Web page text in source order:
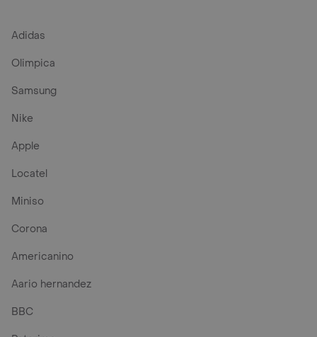
Adidas
Olimpica
Samsung
Nike
Apple
Locatel
Miniso
Corona
Americanino
Aario hernandez
BBC